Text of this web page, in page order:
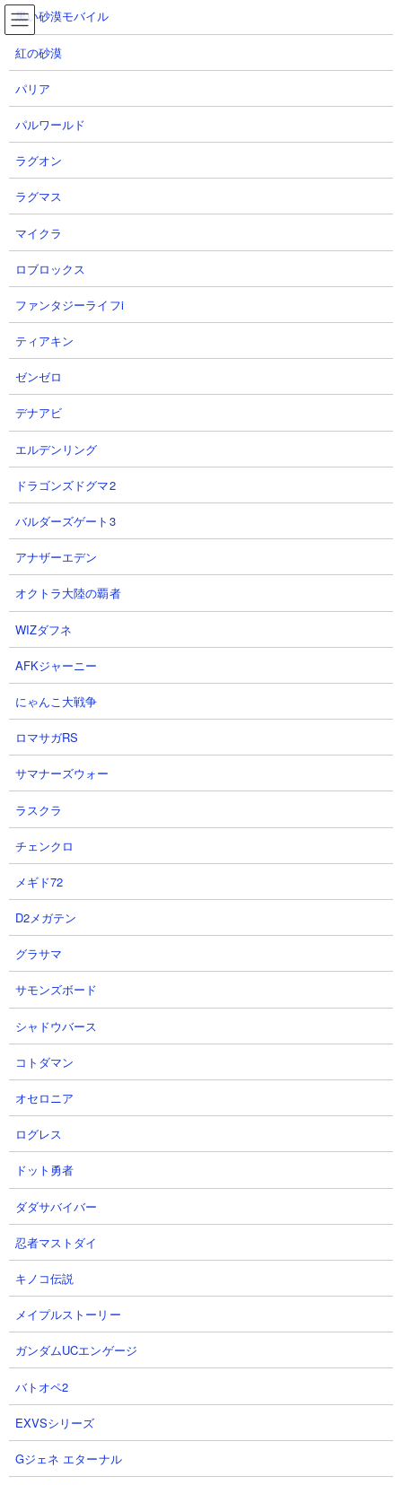
コ
ン
ナ
ビ
にゃんこ大戦争 ネコセイバーオルタの性能と使用
TOP
にゃんこ大戦争
にゃんこ大戦争 ネコセイバーオルタの性能と使用感
にゃんこ大戦争 ネコセイバーオルタ
目次：
● ネコセイバーオルタの基本情報
● ネコセイバーオルタの使い勝手
２．全妨害無効が魅力的
３．波動無効持ちだが使用機会は少ないかも
● ネコセイバーオルタにキャッツアイを使う優先度は？
● ネコセイバーオルタが被ったときはプラス値？それともNP？
● ネコセイバーオルタの本能の優先順位は？
● ネコセイバーオルタには本能玉何つける？
● ネコセイバーオルタの解説動画や活用シーン
１．ネコセイバーオルタ 第三形態 性能紹介 にゃんこ大戦争
２．目を疑うほど無効特性が多い『ネコセイバーオルタ』とかい
うキャラwww にゃんこ大戦争
３．ネコセイバーオルタ 全妨害無効 性能分析 にゃんこ大戦争
●ネコセイバーオルタの基本情報
いつまでたっても召喚されないので
カッとなって黒く染めてみたネコ剣士
浮いてる敵にめっぽう強く、全妨害効果を無効にする
【入手方法】
Fateコラボイベントのログイン報酬
【進化形態】
第1形態：ネコセイバー
第2形態：英霊ネコセイバー
第3形態：ネコセイバーオルタ
第4形態：未実装
【ネコセイバーオルタ状態でのステータス】
黒い砂漠モバイル
紅の砂漠
パリア
パルワールド
ラグオン
ラグマス
マイクラ
ロブロックス
ファンタジーライフi
ティアキン
ゼンゼロ
デナアビ
エルデンリング
ドラゴンズドグマ2
バルダーズゲート3
アナザーエデン
オクトラ大陸の覇者
WIZダフネ
AFKジャーニー
にゃんこ大戦争
ロマサガRS
サマナーズウォー
ラスクラ
チェンクロ
メギド72
D2メガテン
グラサマ
サモンズボード
シャドウバース
コトダマン
オセロニア
ログレス
ドット勇者
ダダサバイバー
忍者マストダイ
キノコ伝説
メイプルストーリー
ガンダムUCエンゲージ
バトオペ2
EXVSシリーズ
Gジェネ エターナル